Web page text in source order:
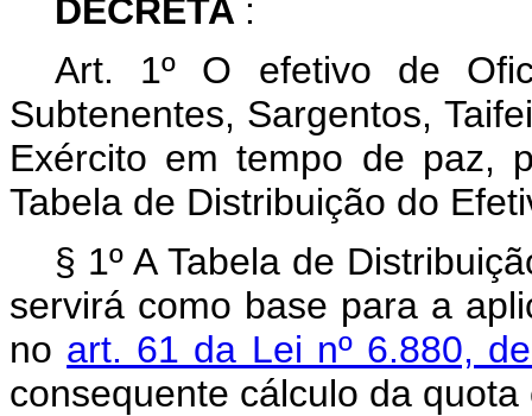
DECRETA :
Art. 1º O efetivo de
Subtenentes, Sargentos,
Exército em tempo de paz,
Tabela de Distribuição do
§ 1º A Tabela de
servirá como base para a
no art. 61 da Lei nº 6.880,
consequente cálculo da